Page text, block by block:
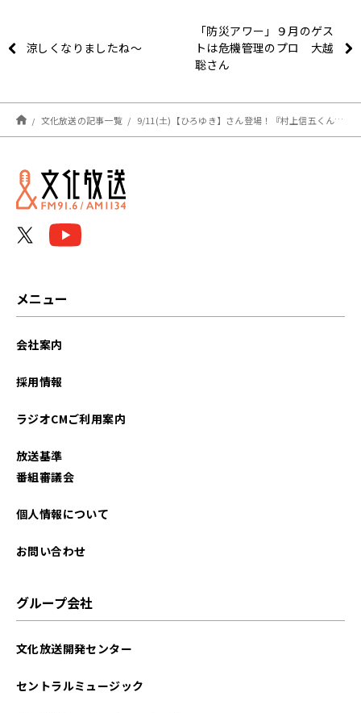
涼しくなりましたね～
「防災アワー」９月のゲス
トは危機管理のプロ 大越
聡さん
文化放送の記事一覧 9/11(土)【ひろゆき】さん登場！『村上信五くんと経済クン』
メニュー
会社案内
採用情報
ラジオCMご利用案内
放送基準
番組審議会
個人情報について
お問い合わせ
グループ会社
文化放送開発センター
セントラルミュージック